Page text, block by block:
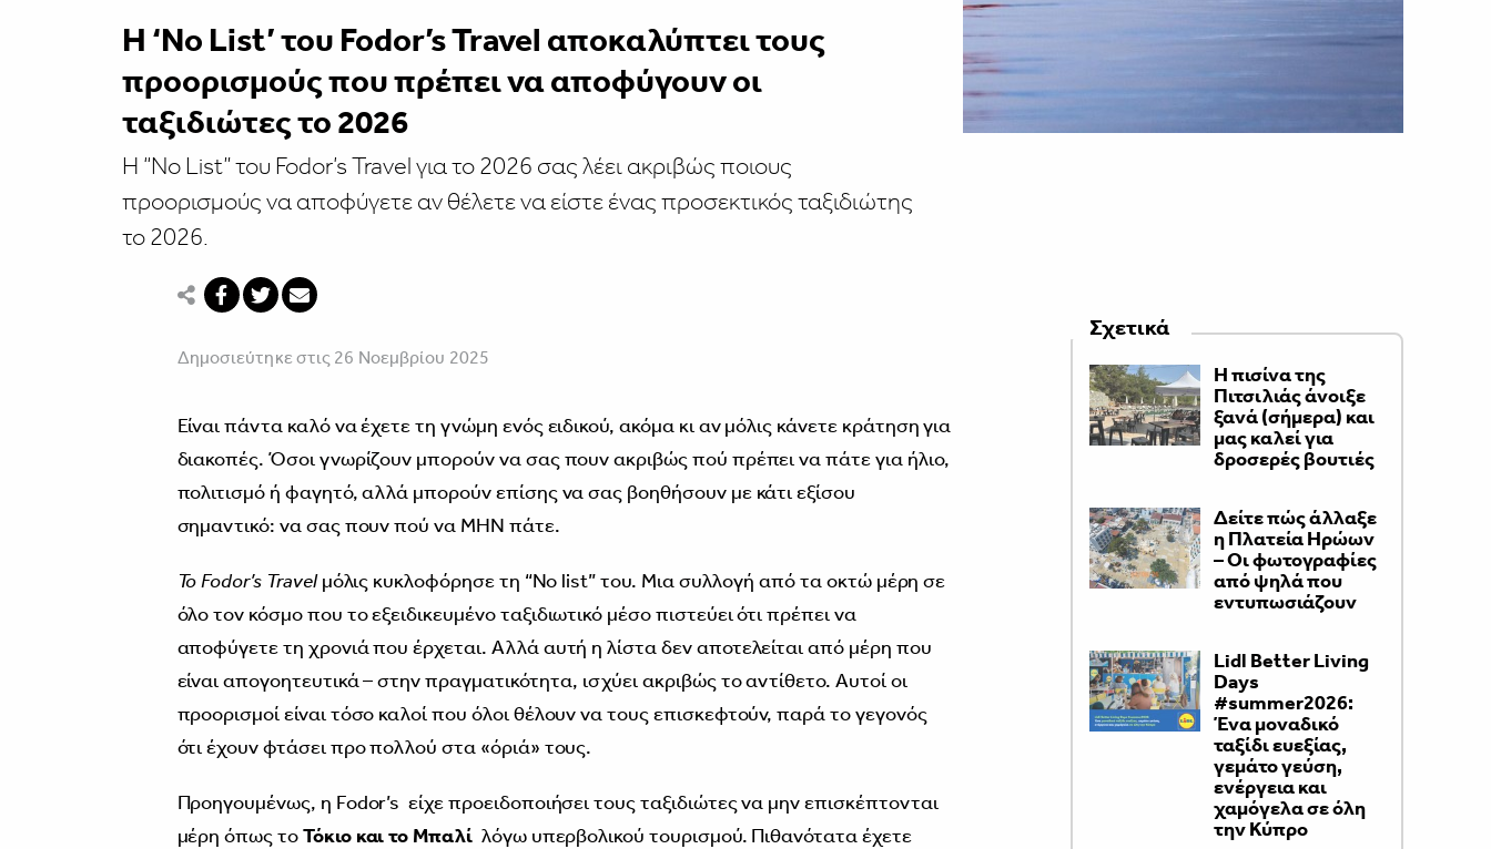
H ‘No List’ του Fodor’s Travel αποκαλύπτει τους
προορισμούς που πρέπει να αποφύγουν οι
ταξιδιώτες το 2026
Η “No List” του Fodor’s Travel για το 2026 σας λέει ακριβώς ποιους
προορισμούς να αποφύγετε αν θέλετε να είστε ένας προσεκτικός ταξιδιώτης
το 2026.
Δημοσιεύτηκε στις 26 Νοεμβρίου 2025
Είναι πάντα καλό να έχετε τη γνώμη ενός ειδικού, ακόμα κι αν μόλις κάνετε κράτηση για
διακοπές. Όσοι γνωρίζουν μπορούν να σας πουν ακριβώς πού πρέπει να πάτε για ήλιο,
πολιτισμό ή φαγητό, αλλά μπορούν επίσης να σας βοηθήσουν με κάτι εξίσου
σημαντικό: να σας πουν πού να ΜΗΝ πάτε.
Το Fodor’s Travelμόλις κυκλοφόρησε τη “No list” του. Μια συλλογή από τα οκτώ μέρη σε
όλο τον κόσμο που το εξειδικευμένο ταξιδιωτικό μέσο πιστεύει ότι πρέπει να
αποφύγετε τη χρονιά που έρχεται. Αλλά αυτή η λίστα δεν αποτελείται από μέρη που
είναι απογοητευτικά – στην πραγματικότητα, ισχύει ακριβώς το αντίθετο. Αυτοί οι
προορισμοί είναι τόσο καλοί που όλοι θέλουν να τους επισκεφτούν, παρά το γεγονός
ότι έχουν φτάσει προ πολλού στα «όριά» τους.
Προηγουμένως, η Fodor’s είχε προειδοποιήσει τους ταξιδιώτες να μην επισκέπτονται
μέρη όπως τοΤόκιο και το Μπαλίλόγω υπερβολικού τουρισμού. Πιθανότατα έχετε
Σχετικά
Η πισίνα της
Πιτσιλιάς άνοιξε
ξανά (σήμερα) και
μας καλεί για
δροσερές βουτιές
Δείτε πώς άλλαξε
η Πλατεία Ηρώων
– Οι φωτογραφίες
από ψηλά που
εντυπωσιάζουν
Lidl Better Living
Days
#summer2026:
Ένα μοναδικό
ταξίδι ευεξίας,
γεμάτο γεύση,
ενέργεια και
χαμόγελα σε όλη
την Κύπρο